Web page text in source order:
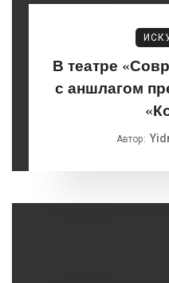
В театре
с аншлагом
Автор: